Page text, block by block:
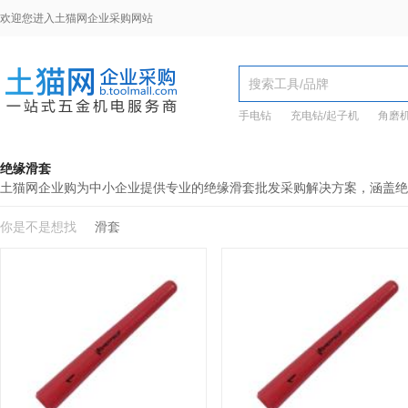
欢迎您进入土猫网企业采购网站
手电钻 充电钻/起子机 角磨
绝缘滑套
土猫网企业购为中小企业提供专业的绝缘滑套批发采购解决方案，涵盖
你是不是想找 滑套